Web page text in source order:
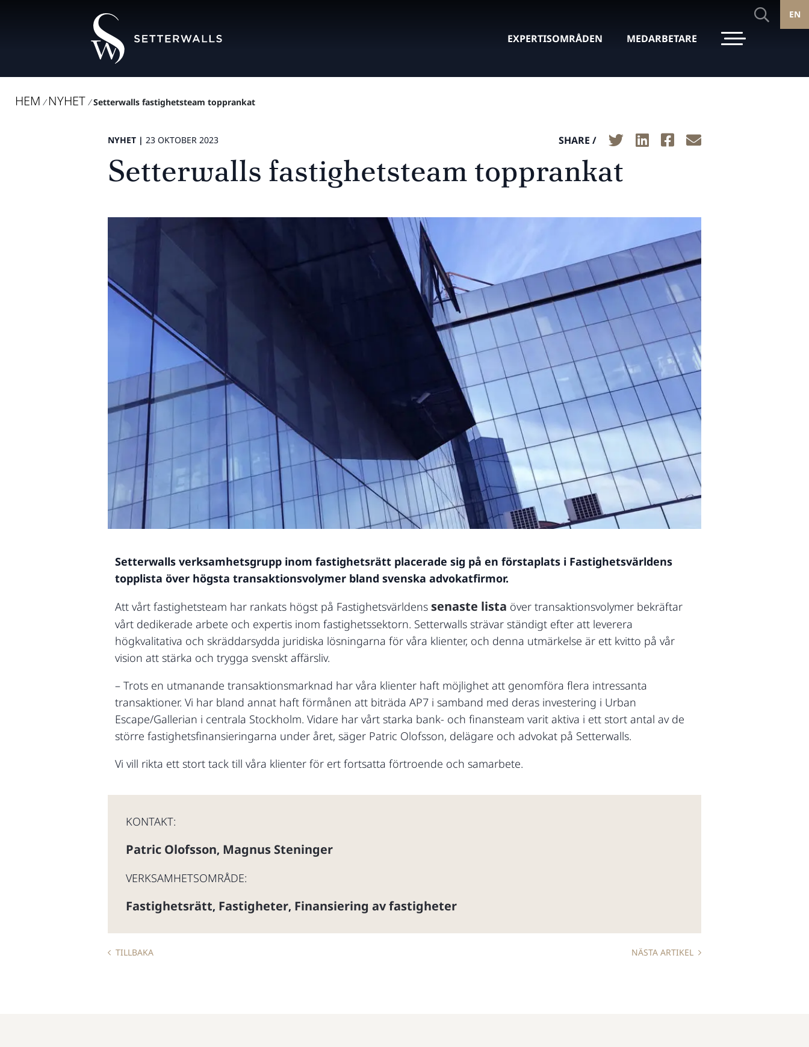
EXPERTISOMRÅDEN MEDARBETARE
EN
HEM / NYHET / Setterwalls fastighetsteam topprankat
NYHET | 23 OKTOBER 2023 SHARE /
Setterwalls fastighetsteam topprankat
Setterwalls verksamhetsgrupp inom fastighetsrätt placerade sig på en förstaplats i Fastighetsvärldens
topplista över högsta transaktionsvolymer bland svenska advokatfirmor.
Att vårt fastighetsteam har rankats högst på Fastighetsvärldens senaste lista över transaktionsvolymer bekräftar
vårt dedikerade arbete och expertis inom fastighetssektorn. Setterwalls strävar ständigt efter att leverera
högkvalitativa och skräddarsydda juridiska lösningarna för våra klienter, och denna utmärkelse är ett kvitto på vår
vision att stärka och trygga svenskt affärsliv.
– Trots en utmanande transaktionsmarknad har våra klienter haft möjlighet att genomföra flera intressanta
transaktioner. Vi har bland annat haft förmånen att biträda AP7 i samband med deras investering i Urban
Escape/Gallerian i centrala Stockholm. Vidare har vårt starka bank- och finansteam varit aktiva i ett stort antal av de
större fastighetsfinansieringarna under året, säger Patric Olofsson, delägare och advokat på Setterwalls.
Vi vill rikta ett stort tack till våra klienter för ert fortsatta förtroende och samarbete.
KONTAKT:
Patric Olofsson, Magnus Steninger
VERKSAMHETSOMRÅDE:
Fastighetsrätt, Fastigheter, Finansiering av fastigheter
TILLBAKA NÄSTA ARTIKEL